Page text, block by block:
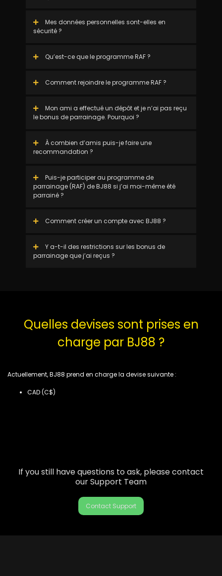
Mes données personnelles sont-elles en
sécurité ?
Qu’est-ce que le programme RAF ?
Comment rejoindre le programme RAF ?
Mon ami a effectué un dépôt et je n’ai pas reçu
le bonus de parrainage. Pourquoi ?
À combien d’amis puis-je faire une
recommandation ?
Puis-je participer au programme de
parrainage (RAF) de BJ88 si j’ai moi-même été
parrainé ?
Comment créer un compte avec BJ88 ?
Y a-t-il des restrictions sur les bonus de
parrainage que j’ai reçus ?
Quelles devises sont prises en
charge par BJ88 ?
Actuellement, BJ88 prend en charge la devise suivante :
CAD (C$)
If you still have questions to ask, please contact
our Support Team
Contact Support